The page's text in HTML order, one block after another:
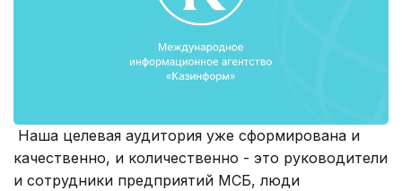
Наша целевая аудитория уже сформирована и
качественно, и количественно - это руководители
и сотрудники предприятий МСБ, люди